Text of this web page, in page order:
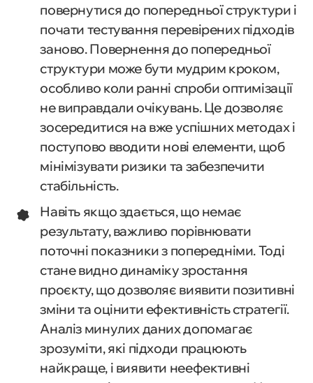
повернутися до попередньої структури і
почати тестування перевірених підходів
заново. Повернення до попередньої
структури може бути мудрим кроком,
особливо коли ранні спроби оптимізації
не виправдали очікувань. Це дозволяє
зосередитися на вже успішних методах і
поступово вводити нові елементи, щоб
мінімізувати ризики та забезпечити
стабільність.
Навіть якщо здається, що немає
результату, важливо порівнювати
поточні показники з попередніми. Тоді
стане видно динаміку зростання
проєкту, що дозволяє виявити позитивні
зміни та оцінити ефективність стратегії.
Аналіз минулих даних допомагає
зрозуміти, які підходи працюють
найкраще, і виявити неефективні